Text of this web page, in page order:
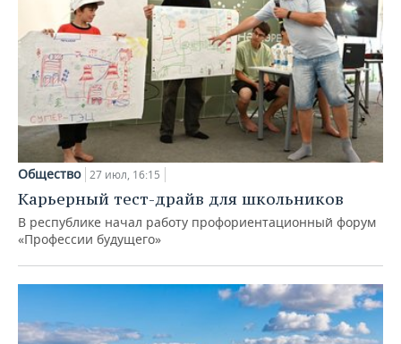
Общество 27 июл, 16:15
Карьерный тест-драйв для школьников
В республике начал работу профориентационный форум
«Профессии будущего»